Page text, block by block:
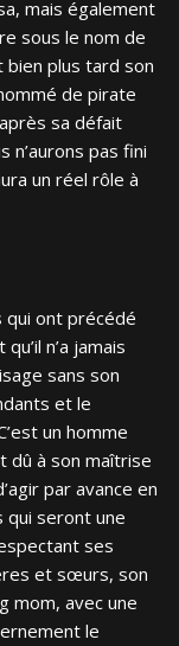
mais également
sous le nom de
bien plus tard son
de pirate
sa défait
n’aurons pas fini
un réel rôle à
ont précédé
n’a jamais
sans son
et le
un homme
dû à son maîtrise
par avance en
qui seront une
ses
et sœurs, son
mom, avec une
le